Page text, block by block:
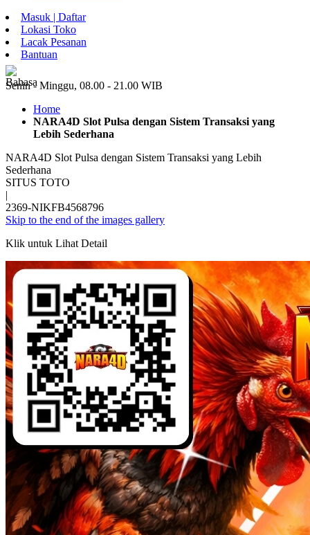
Masuk | Daftar
Lokasi Toko
Lacak Pesanan
Bantuan
Senin - Minggu, 08.00 - 21.00 WIB
Home
NARA4D Slot Pulsa dengan Sistem Transaksi yang
Lebih Sederhana
NARA4D Slot Pulsa dengan Sistem Transaksi yang Lebih
Sederhana
SITUS TOTO
|
2369-NIKFB4568796
Skip to the end of the images gallery
Klik untuk Lihat Detail